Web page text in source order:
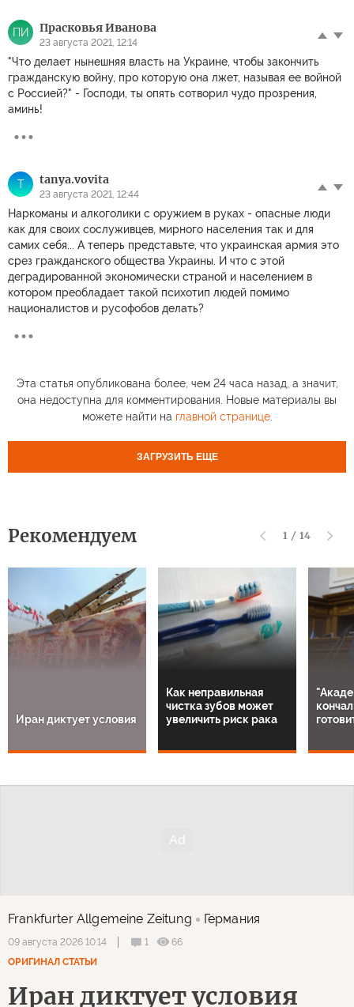
ПИ Прасковья Иванова
23 августа 2021, 12:14
"Что делает нынешняя власть на Украине, чтобы закончить
гражданскую войну, про которую она лжет, называя ее войной
с Россией?" - Господи, ты опять сотворил чудо прозрения,
аминь!
T tanya.vovita
23 августа 2021, 12:44
Наркоманы и алкоголики с оружием в руках - опасные люди
как для своих сослуживцев, мирного населения так и для
самих себя... А теперь представьте, что украинская армия это
срез гражданского общества Украины. И что с этой
деградированной экономически страной и населением в
котором преобладает такой психотип людей помимо
националистов и русофобов делать?
Эта статья опубликована более, чем 24 часа назад, а значит,
она недоступна для комментирования. Новые материалы вы
можете найти на главной странице.
ЗАГРУЗИТЬ ЕЩЕ
Рекомендуем 1 / 14
Иран диктует условия
Как неправильная
чистка зубов может
увеличить риск рака
Frankfurter Allgemeine Zeitung Германия
09 августа 2026 10:14 1
66
ОРИГИНАЛ СТАТЬИ
Иран диктует условия